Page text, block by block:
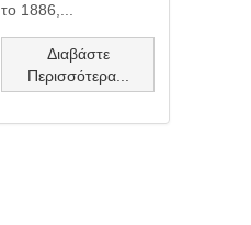
το 1886,...
Διαβάστε
Περισσότερα...